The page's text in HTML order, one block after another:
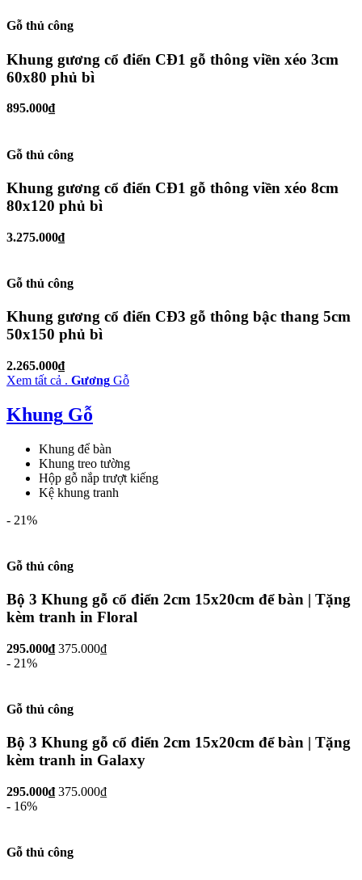
Gỗ thủ công
Khung gương cổ điển CĐ1 gỗ thông viền xéo 3cm
60x80 phủ bì
895.000₫
Gỗ thủ công
Khung gương cổ điển CĐ1 gỗ thông viền xéo 8cm
80x120 phủ bì
3.275.000₫
Gỗ thủ công
Khung gương cổ điển CĐ3 gỗ thông bậc thang 5cm
50x150 phủ bì
2.265.000₫
Xem tất cả . Gương Gỗ
Khung Gỗ
Khung để bàn
Khung treo tường
Hộp gỗ nắp trượt kiếng
Kệ khung tranh
- 21%
Gỗ thủ công
Bộ 3 Khung gỗ cổ điển 2cm 15x20cm để bàn | Tặng
kèm tranh in Floral
295.000₫ 375.000₫
- 21%
Gỗ thủ công
Bộ 3 Khung gỗ cổ điển 2cm 15x20cm để bàn | Tặng
kèm tranh in Galaxy
295.000₫ 375.000₫
- 16%
Gỗ thủ công